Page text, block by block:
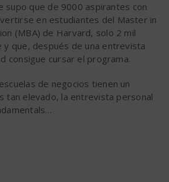
supo que de 9000 aspirantes con
en estudiantes del Master in
(MBA) de Harvard, solo 2 mil
y que, después de una entrevista
consigue cursar el programa.
de negocios tienen un
tan elevado, la entrevista personal